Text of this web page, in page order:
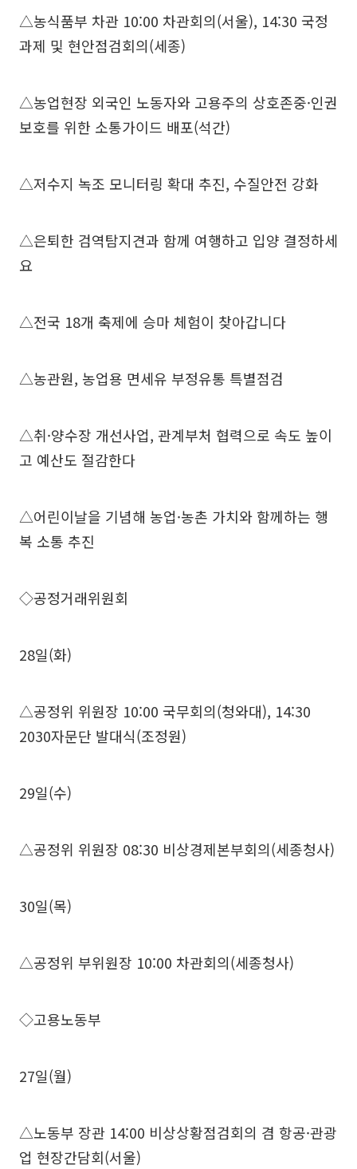
△농식품부 차관 10:00 차관회의(서울), 14:30 국정
과제 및 현안점검회의(세종)
△농업현장 외국인 노동자와 고용주의 상호존중·인권
보호를 위한 소통가이드 배포(석간)
△저수지 녹조 모니터링 확대 추진, 수질안전 강화
△은퇴한 검역탐지견과 함께 여행하고 입양 결정하세
요
△전국 18개 축제에 승마 체험이 찾아갑니다
△농관원, 농업용 면세유 부정유통 특별점검
△취·양수장 개선사업, 관계부처 협력으로 속도 높이
고 예산도 절감한다
△어린이날을 기념해 농업·농촌 가치와 함께하는 행
복 소통 추진
◇공정거래위원회
28일(화)
△공정위 위원장 10:00 국무회의(청와대), 14:30
2030자문단 발대식(조정원)
29일(수)
△공정위 위원장 08:30 비상경제본부회의(세종청사)
30일(목)
△공정위 부위원장 10:00 차관회의(세종청사)
◇고용노동부
27일(월)
△노동부 장관 14:00 비상상황점검회의 겸 항공·관광
업 현장간담회(서울)